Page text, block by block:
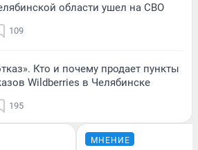
области ушел на СВО
109
Кто и почему продает пункты
Wildberries в Челябинске
195
МНЕНИЕ